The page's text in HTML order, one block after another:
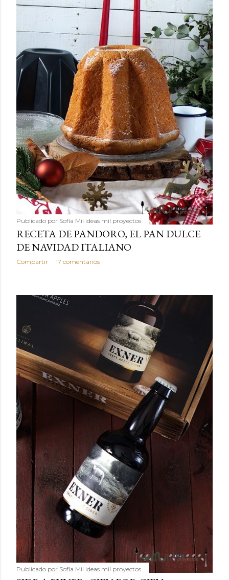
Publicado por Sofía Mil ideas mil proyectos
RECETA DE PANDORO, EL PAN DULCE
DE NAVIDAD ITALIANO
Compartir 17 comentarios
Publicado por Sofía Mil ideas mil proyectos